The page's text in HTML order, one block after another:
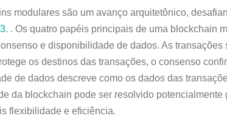
modulares são um avanço arquitetônico,
. Os quatro papéis principais de uma blockchain
e disponibilidade de dados. As
os destinos das transações, o consenso
de dados descreve como os dados das
da blockchain pode ser resolvido potencialmente
flexibilidade e eficiência.